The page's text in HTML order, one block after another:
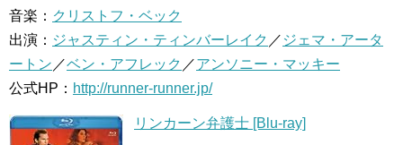
音楽： クリストフ・ベック
出演： ジャスティン・ティンバーレイク ／ ジェマ・アータ
ートン ／ベン・アフレック ／アンソニー・マッキー
公式HP： http://runner-runner.jp/
リンカーン弁護士 [Blu-ray]